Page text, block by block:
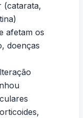
(catarata,
afetam os
doenças